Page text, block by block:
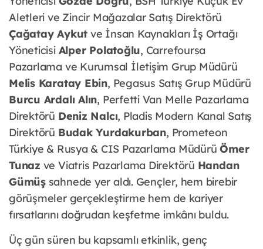
Aletleri ve Zincir Mağazalar Satış Direktörü
Çağatay Aykut ve İnsan Kaynakları İş Ortağı
Yöneticisi Alper Polatoğlu, Carrefoursa
Pazarlama ve Kurumsal İletişim Grup Müdürü
Melis Karatay Ebin, Pegasus Satış Grup Müdürü
Burcu Ardalı Alın, Perfetti Van Melle Pazarlama
Direktörü Deniz Nalcı, Pladis Modern Kanal Satış
Direktörü Budak Yurdakurban, Prometeon
Türkiye & Rusya & CIS Pazarlama MüdürüÖmer
Tunaz ve Viatris Pazarlama Direktörü Handan
Gümüşsahnede yer aldı. Gençler, hem birebir
görüşmeler gerçekleştirme hem de kariyer
fırsatlarını doğrudan keşfetme imkânı buldu.
Üç gün süren bu kapsamlı etkinlik, genç